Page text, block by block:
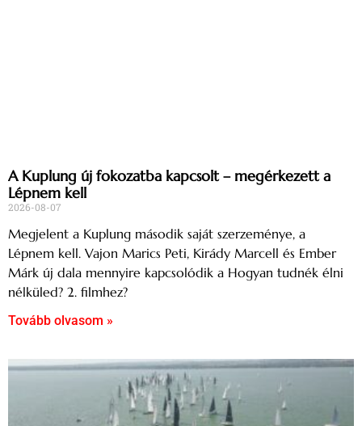
A Kuplung új fokozatba kapcsolt – megérkezett a
Lépnem kell
2026-08-07
Megjelent a Kuplung második saját szerzeménye, a
Lépnem kell. Vajon Marics Peti, Kirády Marcell és Ember
Márk új dala mennyire kapcsolódik a Hogyan tudnék élni
nélküled? 2. filmhez?
Tovább olvasom »